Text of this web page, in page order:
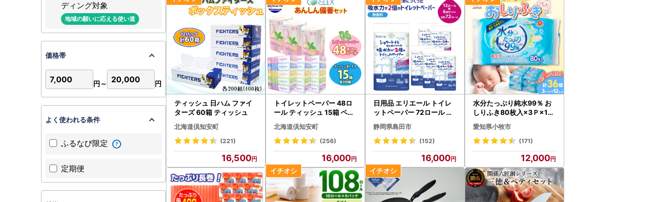
ティッシュ 日ハム ファイ
ターズ 60箱 ティッシュ
北海道倶知安町
(221)
16,500
トイレットペーパー 48ロ
ール ティッシュ 15箱 ペー
パー
北海道倶知安町
(256)
16,000
日用品 エリエール トイレ
ットペーパー 72ロール 日
静岡県島田市
(152)
16,000
水分たっぷり純水99％ お
しりふき80枚入×3Ｐ×12
セット（合計36個）[032
T01]
愛知県小牧市
(171)
12,000
ディング対象
地域の願いに応える使い道
価格帯
7,000 円～ 20,000 円
よく使われる条件
ふるなび限定
定期便